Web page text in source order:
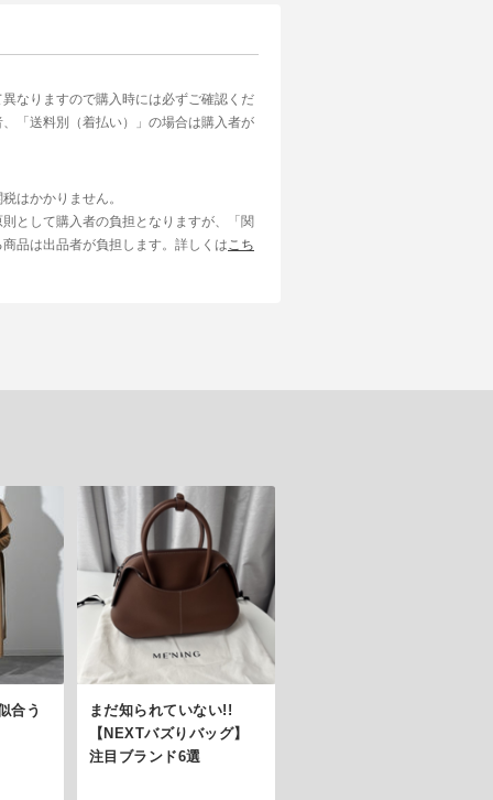
なりますので購入時には必ずご確認くだ
「送料別（着払い）」の場合は購入者が
はかかりません。
として購入者の負担となりますが、「関
品は出品者が負担します。詳しくは こち
合う
まだ知られていない!!
【NEXTバズりバッグ】
注目ブランド6選